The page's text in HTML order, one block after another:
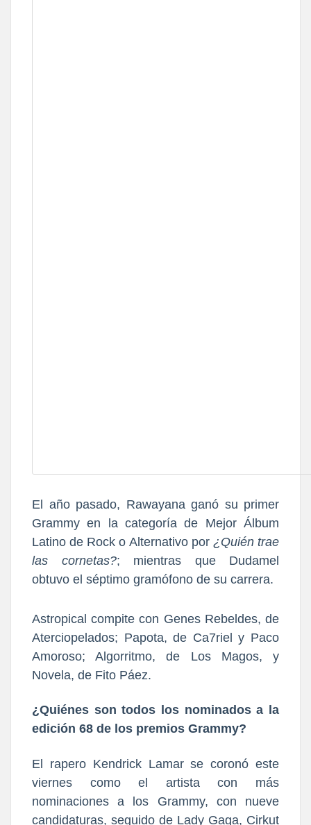
El añopasado, Rawayana ganó su primer
Grammy en la categoría de Mejor Álbum
Latino de Rock o Alternativo por ¿Quién trae
las cornetas?; mientras que Dudamel
obtuvo el séptimo gramófono de su carrera.
Astropical compite con Genes Rebeldes, de
Aterciopelados; Papota, de Ca7riel y Paco
Amoroso; Algorritmo, de Los Magos, y
Novela, de Fito Páez.
¿Quiénes son todos los nominados a la
edición 68 de los premios Grammy?
El rapero Kendrick Lamar se coronó este
viernes como el artista con más
nominaciones a los Grammy, con nueve
candidaturas, seguido de Lady Gaga, Cirkut